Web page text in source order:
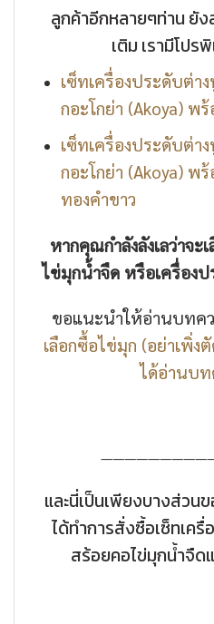
ลูกค้าอีกหลายๆท่าน ยัง
เติม เรามีโปร
เซ็ทเครื่องประดับต่า
กอะโกย่า (Akoya) พ
เซ็ทเครื่องประดับต่า
กอะโกย่า (Akoya) พ
ทองคำขาว
หากคุณกำลังลังเลว่าจะ
ไข่มุกน้ำจืด หรือเครื่อง
ขอแนะนำให้อ่านบทค
เลือกซื้อไข่มุก (อย่าเพิ่ง
ได้อ่านบ
และนี่เป็นเพียงบางส่วน
ได้ทำการสั่งซื้อเซ็ทเค
สร้อยคอไข่มุกน้ำจืด